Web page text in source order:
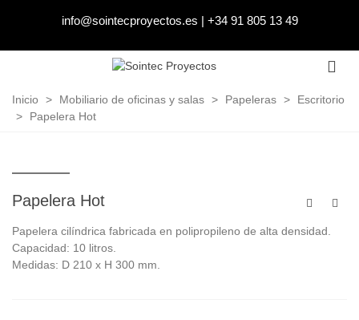
info@sointecproyectos.es | +34 91 805 13 49
Inicio > Mobiliario de oficinas y salas > Papeleras >
Escritorio
>
Papelera Hot
Papelera Hot
Papelera cilíndrica fabricada en polipropileno de alta densidad.
Capacidad: 10 litros.
Medidas: D 210 x H 300 mm.